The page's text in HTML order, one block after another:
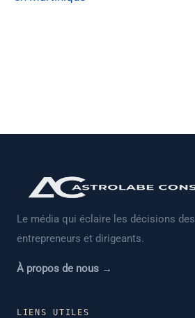
Le média qui éclaire les décisions des
entrepreneurs et dirigeants.
À propos de nous →
LIENS UTILES